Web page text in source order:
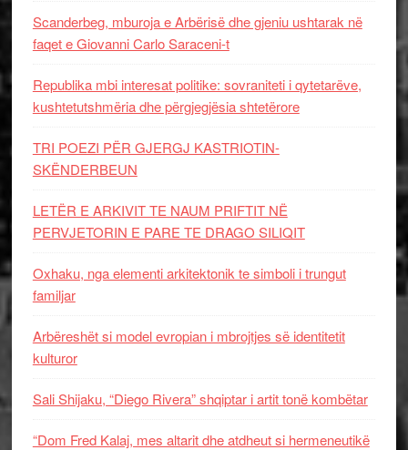
Scanderbeg, mburoja e Arbërisë dhe gjeniu ushtarak në
faqet e Giovanni Carlo Saraceni-t
Republika mbi interesat politike: sovraniteti i qytetarëve,
kushtetutshmëria dhe përgjegjësia shtetërore
TRI POEZI PËR GJERGJ KASTRIOTIN-
SKËNDERBEUN
LETËR E ARKIVIT TE NAUM PRIFTIT NË
PERVJETORIN E PARE TE DRAGO SILIQIT
Oxhaku, nga elementi arkitektonik te simboli i trungut
familjar
Arbëreshët si model evropian i mbrojtjes së identitetit
kulturor
Sali Shijaku, “Diego Rivera” shqiptar i artit tonë kombëtar
“Dom Fred Kalaj, mes altarit dhe atdheut si hermeneutikë